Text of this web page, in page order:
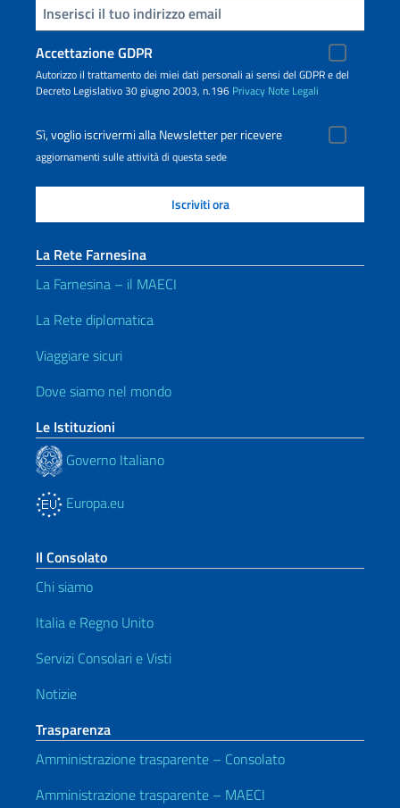
Inserisci la tua email
Accettazione GDPR
Autorizzo il trattamento dei miei dati personali ai sensi del GDPR e del
Decreto Legislativo 30 giugno 2003, n.196 Privacy Note Legali
Sì, voglio iscrivermi alla Newsletter per ricevere
aggiornamenti sulle attività di questa sede
La Rete Farnesina
La Farnesina – il MAECI
La Rete diplomatica
Viaggiare sicuri
Dove siamo nel mondo
Le Istituzioni
Governo Italiano
Europa.eu
Il Consolato
Chi siamo
Italia e Regno Unito
Servizi Consolari e Visti
Notizie
Trasparenza
Amministrazione trasparente – Consolato
Amministrazione trasparente – MAECI